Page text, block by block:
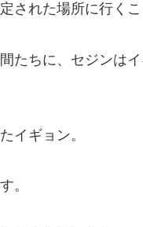
された場所に行くこ
たちに、セジンは
イギョン。
。